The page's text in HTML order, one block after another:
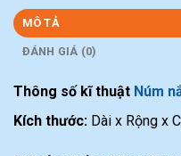
MÔ TẢ
ĐÁNH GIÁ (0)
Thông số kĩ thuật Núm
Kích thước: Dài x Rộng x